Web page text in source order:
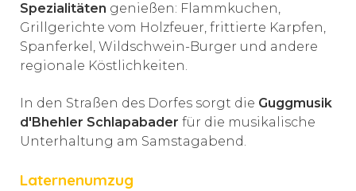
Spezialitäten genießen: Flammkuchen,
Grillgerichte vom Holzfeuer, frittierte Karpfen,
Spanferkel, Wildschwein-Burger und andere
regionale Köstlichkeiten.
In den Straßen des Dorfes sorgt die Guggmusik
d'Bhehler Schlapabader für die musikalische
Unterhaltung am Samstagabend.
Laternenumzug